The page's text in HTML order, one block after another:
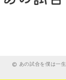
あの試合を僕は一